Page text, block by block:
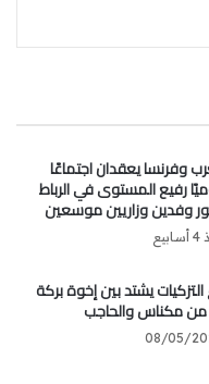
وبرامج أخرى تجعلنا جميعا
والتشكيك في أداء
ربح رهانات الثقة في
المواطن الواعي
وترسيخ الصعود
على التعاون النموذجي
للديمقراطية والذي
والتعرف على
وفرنسا يعقدان اجتماعًا
رفيع المستوى في الرباط
وفدين وزاريين موسعين
يشتد بين إخوة بركة
مكناس والحاجب
08/05/